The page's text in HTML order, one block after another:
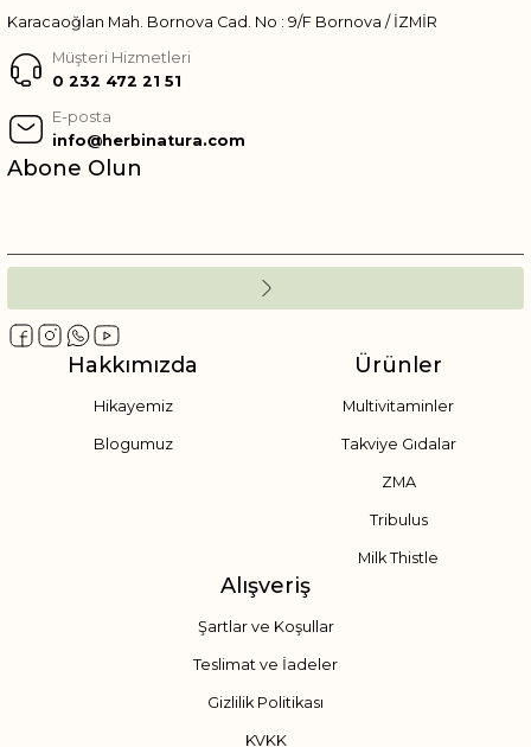
Karacaoğlan Mah. Bornova Cad. No : 9/F Bornova / İZMİR
Müşteri Hizmetleri
0 232 472 21 51
E-posta
info@herbinatura.com
Hakkımızda
Hikayemiz
Blogumuz
Ürünler
Multivitaminler
Takviye Gıdalar
ZMA
Tribulus
Milk Thistle
Alışveriş
Şartlar ve Koşullar
Teslimat ve İadeler
Gizlilik Politikası
KVKK
Abone Olun